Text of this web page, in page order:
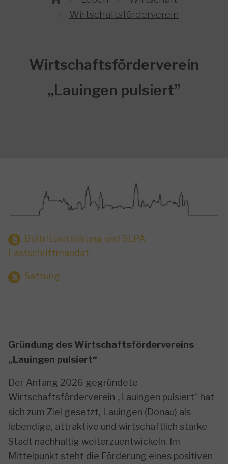
Wirtschaftsförderverein
Wirtschaftsförderverein
„Lauingen pulsiert”
Beitrittserklärung und SEPA
Lastschriftmandat
Satzung
Gründung des Wirtschaftsfördervereins
„Lauingen pulsiert“
Der Anfang 2026 gegründete
Wirtschaftsförderverein „Lauingen pulsiert“ hat
sich zum Ziel gesetzt, Lauingen (Donau) als
lebendige, attraktive und wirtschaftlich starke
Stadt nachhaltig weiterzuentwickeln. Im
Mittelpunkt steht die Förderung eines positiven